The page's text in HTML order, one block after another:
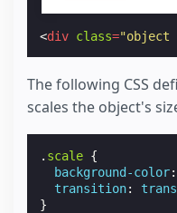
<div class="object
The following CSS
scales the object's
. scale {
background-color:
transition:
}